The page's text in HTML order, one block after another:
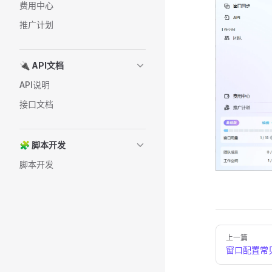
费用中心
推广计划
🔌 API文档
API说明
接口文档
🧩 脚本开发
脚本开发
Pager
上一篇
窗口配置常